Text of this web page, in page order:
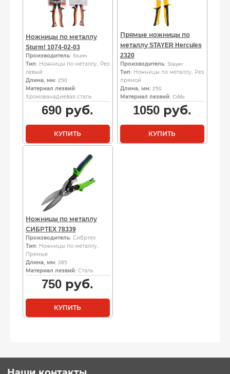
Ножницы по металлу
Sturm! 1074-02-03
Производитель: Sturm
Тип: Ножницы по металлу, Рез
левый
Длина, мм: 250
Материал лезвий:
Хромованадиевая сталь
690 руб.
КУПИТЬ
Прямые ножницы по
металлу STAYER Hercules
2320
Производитель: Stayer
Тип: Ножницы по металлу, Рез
прямой
Длина, мм: 250
Материал лезвий: CrMo
1050руб.
КУПИТЬ
Ножницы по металлу
СИБРТЕХ 78339
Производитель: Сибртех
Тип: Ножницы по металлу,
Прямые
Длина, мм: 285
Материал лезвий: Сталь
750 руб.
КУПИТЬ